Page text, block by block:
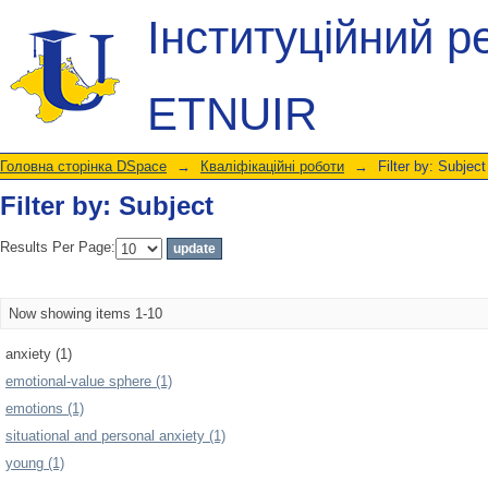
Інституційний
ETNUIR
Filter by: Subject
Головна сторінка DSpace → Кваліфікаційні роботи → Filter by: Subject
Filter by: Subject
Results Per Page:
Now showing items 1-10
anxiety (1)
emotional-value sphere (1)
emotions (1)
situational and personal anxiety (1)
young (1)